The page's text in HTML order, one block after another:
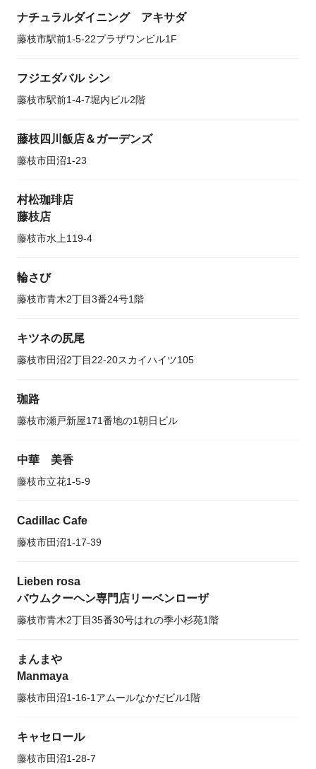
ナチュラルダイニング アキサダ
藤枝市駅前1-5-22プラザワンビル1F
フジエダバル シン
藤枝市駅前1-4-7堀内ビル2階
藤枝四川飯店＆ガーデンズ
藤枝市田沼1-23
村松珈琲店
藤枝店
藤枝市水上119-4
輪さび
藤枝市青木2丁目3番24号1階
キツネの尻尾
藤枝市田沼2丁目22-20スカイハイツ105
珈路
藤枝市瀬戸新屋171番地の1朝日ビル
中華 美香
藤枝市立花1-5-9
Cadillac Cafe
藤枝市田沼1-17-39
Lieben rosa
バウムクーヘン専門店リーベンローザ
藤枝市青木2丁目35番30号はれの季小杉苑1階
まんまや
Manmaya
藤枝市田沼1-16-1アムールなかだビル1階
キャセロール
藤枝市田沼1-28-7